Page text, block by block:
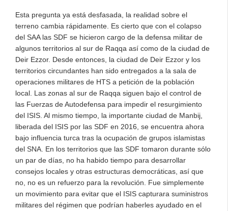
Esta pregunta ya está desfasada, la realidad sobre el
terreno cambia rápidamente. Es cierto que con el colapso
del SAA las SDF se hicieron cargo de la defensa militar de
algunos territorios al sur de Raqqa así como de la ciudad de
Deir Ezzor. Desde entonces, la ciudad de Deir Ezzor y los
territorios circundantes han sido entregados a la sala de
operaciones militares de HTS a petición de la población
local. Las zonas al sur de Raqqa siguen bajo el control de
las Fuerzas de Autodefensa para impedir el resurgimiento
del ISIS. Al mismo tiempo, la importante ciudad de Manbij,
liberada del ISIS por las SDF en 2016, se encuentra ahora
bajo influencia turca tras la ocupación de grupos islamistas
del SNA. En los territorios que las SDF tomaron durante sólo
un par de días, no ha habido tiempo para desarrollar
consejos locales y otras estructuras democráticas, así que
no, no es un refuerzo para la revolución. Fue simplemente
un movimiento para evitar que el ISIS capturara suministros
militares del régimen que podrían haberles ayudado en el